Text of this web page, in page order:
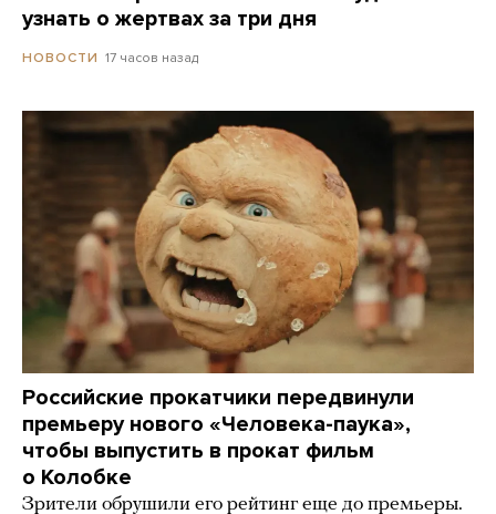
узнать о жертвах за три дня
НОВОСТИ 17 часов назад
Российские прокатчики передвинули
премьеру нового «Человека-паука»,
чтобы выпустить в прокат фильм
о Колобке
Зрители обрушили его рейтинг еще до премьеры.